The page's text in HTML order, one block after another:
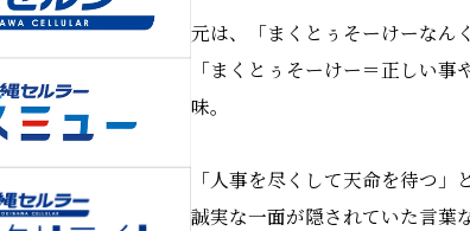
元は、「まくとぅそーけーなん
「まくとぅそーけー＝正しい
味。
「人事を尽くして天命を待つ
誠実な一面が隠されていた言葉